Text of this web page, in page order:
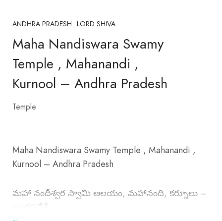
ANDHRA PRADESH LORD SHIVA
Maha Nandiswara Swamy
Temple , Mahanandi ,
Kurnool – Andhra Pradesh
Temple
Maha Nandiswara Swamy Temple , Mahanandi ,
Kurnool – Andhra Pradesh
మహా నందీశ్వర స్వామి ఆలయం, మహానంది, కర్నూలు –
ఆంధ్రప్రదేశ్